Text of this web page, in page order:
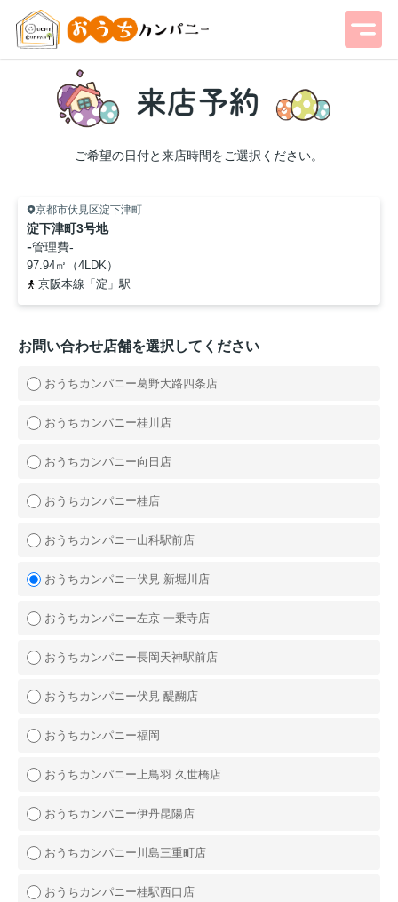
ご希望の日付と来店時間をご選択ください。
京都市伏見区淀下津町
淀下津町3号地
-管理費-
97.94㎡（4LDK）
京阪本線「淀」駅
お問い合わせ店舗を選択してください
おうちカンパニー葛野大路四条店
おうちカンパニー桂川店
おうちカンパニー向日店
おうちカンパニー桂店
おうちカンパニー山科駅前店
おうちカンパニー伏見 新堀川店
おうちカンパニー左京 一乗寺店
おうちカンパニー長岡天神駅前店
おうちカンパニー伏見 醍醐店
おうちカンパニー福岡
おうちカンパニー上鳥羽 久世橋店
おうちカンパニー伊丹昆陽店
おうちカンパニー川島三重町店
おうちカンパニー桂駅西口店